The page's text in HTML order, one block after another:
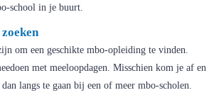
school in je buurt.
om een geschikte mbo-opleiding te vinden.
met meeloopdagen. Misschien kom je af en
langs te gaan bij een of meer mbo-scholen.